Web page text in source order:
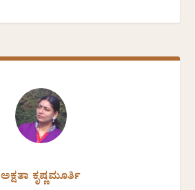
ಅಕ್ಷತಾ ಕೃಷ್ಣಮೂರ್ತಿ